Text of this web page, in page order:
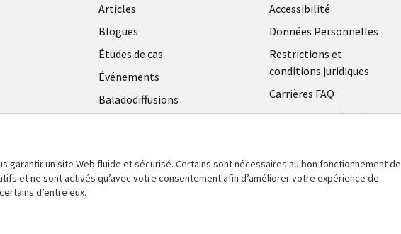
Articles
Blogues
Études de cas
Événements
Baladodiffusions
Accessibilité
Données Personnelles
Restrictions et
conditions juridiques
Carrières FAQ
Centre de gestion des
garantir un site Web fluide et sécurisé. Certains sont nécessaires au bon fonctionnement de
et ne sont activés qu’avec votre consentement afin d’améliorer votre expérience de
d’entre eux.